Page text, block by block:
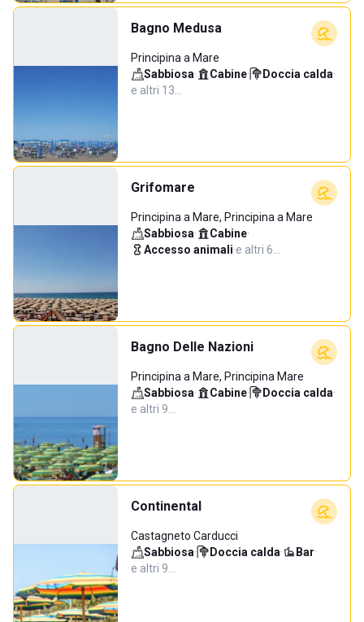
Bagno Medusa
Principina a Mare
Sabbiosa· Cabine· Doccia calda·
e altri 13…
Grifomare
Principina a Mare, Principina a Mare
Sabbiosa· Cabine·
Accesso animali·e altri 6…
Bagno Delle Nazioni
Principina a Mare, Principina Mare
Sabbiosa· Cabine· Doccia calda·
e altri 9…
Continental
Castagneto Carducci
Sabbiosa· Doccia calda· Bar·
e altri 9…